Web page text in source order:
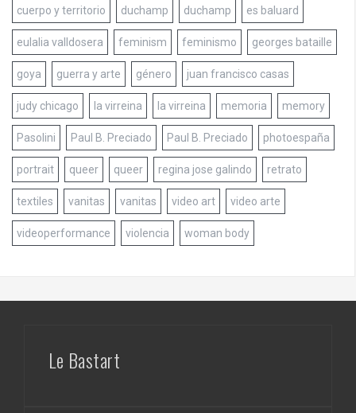
cuerpo y territorio duchamp duchamp es baluard
eulalia valldosera feminism feminismo georges bataille
goya guerra y arte género juan francisco casas
judy chicago la virreina la virreina memoria memory
Pasolini Paul B. Preciado Paul B. Preciado photoespaña
portrait queer queer regina jose galindo retrato
textiles vanitas vanitas video art video arte
videoperformance violencia woman body
Le Bastart